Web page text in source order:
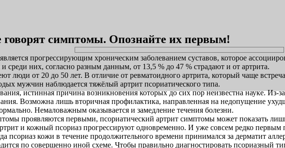
говорят симптомы. Опознайте их первым!
прогрессирующим хроническим заболеванием суставов, которое
среди них, согласно разным данным, от 13,5 % до 47 % страдают и от артрита.
люди от 20 до 50 лет. В отличие от ревматоидного артрита, который чаще
мужчин наблюдается тяжёлый артрит псориатического типа.
истинная причина возникновения которых до сих пор неизвестна науке. Из-
Возможна лишь вторичная профилактика, направленная на недопущение
Немаловажным оказывается и замедление течения болезни.
проявляются первыми, псориатический артрит симптомы может показать
и кожный псориаз прогрессируют одновременно. И уже совсем редко первым
псориаз кожи в течение продолжительного времени принимался за дерматит
по совершенно иной схеме. Чтобы правильно диагностировать псориазный